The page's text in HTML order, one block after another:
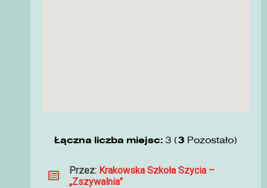
Łączna liczba miejsc: 3 (3 Pozostało)
Przez: Krakowska Szkoła Szycia –
„Zszywalnia”